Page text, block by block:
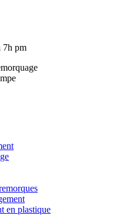
7h pm
en plastique